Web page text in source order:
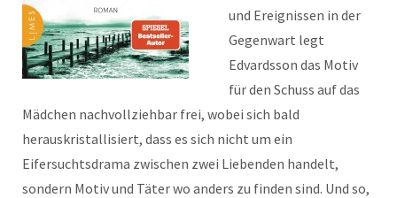
und Ereignissen in der
Gegenwart legt
Edvardsson das Motiv
für den Schuss auf das
Mädchen nachvollziehbar frei, wobei sich bald
herauskristallisiert, dass es sich nicht um ein
Eifersuchtsdrama zwischen zwei Liebenden handelt,
sondern Motiv und Täter wo anders zu finden sind. Und so,